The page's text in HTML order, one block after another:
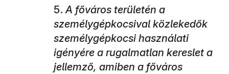
A főváros területén a
személygépkocsival közlekedők
személygépkocsi használati
igényére a rugalmatlan kereslet a
jellemző, amiben a főváros